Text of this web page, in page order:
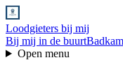
Loodgieters bij mij
Bij mij in de buurt
Open menu